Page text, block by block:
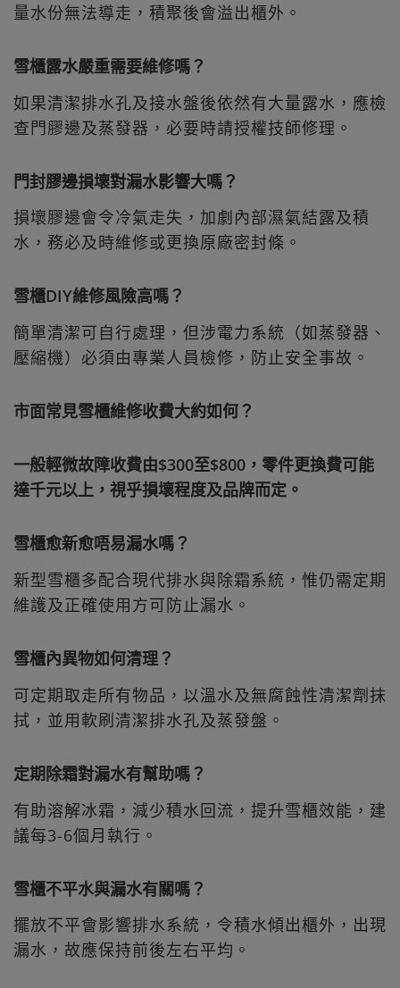
量水份無法導走，積聚後會溢出櫃外。
雪櫃露水嚴重需要維修嗎？
如果清潔排水孔及接水盤後依然有大量露水，應檢
查門膠邊及蒸發器，必要時請授權技師修理。
門封膠邊損壞對漏水影響大嗎？
損壞膠邊會令冷氣走失，加劇內部濕氣結露及積
水，務必及時維修或更換原廠密封條。
雪櫃DIY維修風險高嗎？
簡單清潔可自行處理，但涉電力系統（如蒸發器、
壓縮機）必須由專業人員檢修，防止安全事故。
市面常見雪櫃維修收費大約如何？
一般輕微故障收費由$300至$800，零件更換費可能
達千元以上，視乎損壞程度及品牌而定。
雪櫃愈新愈唔易漏水嗎？
新型雪櫃多配合現代排水與除霜系統，惟仍需定期
維護及正確使用方可防止漏水。
雪櫃內異物如何清理？
可定期取走所有物品，以溫水及無腐蝕性清潔劑抹
拭，並用軟刷清潔排水孔及蒸發盤。
定期除霜對漏水有幫助嗎？
有助溶解冰霜，減少積水回流，提升雪櫃效能，建
議每3-6個月執行。
雪櫃不平水與漏水有關嗎？
擺放不平會影響排水系統，令積水傾出櫃外，出現
漏水，故應保持前後左右平均。